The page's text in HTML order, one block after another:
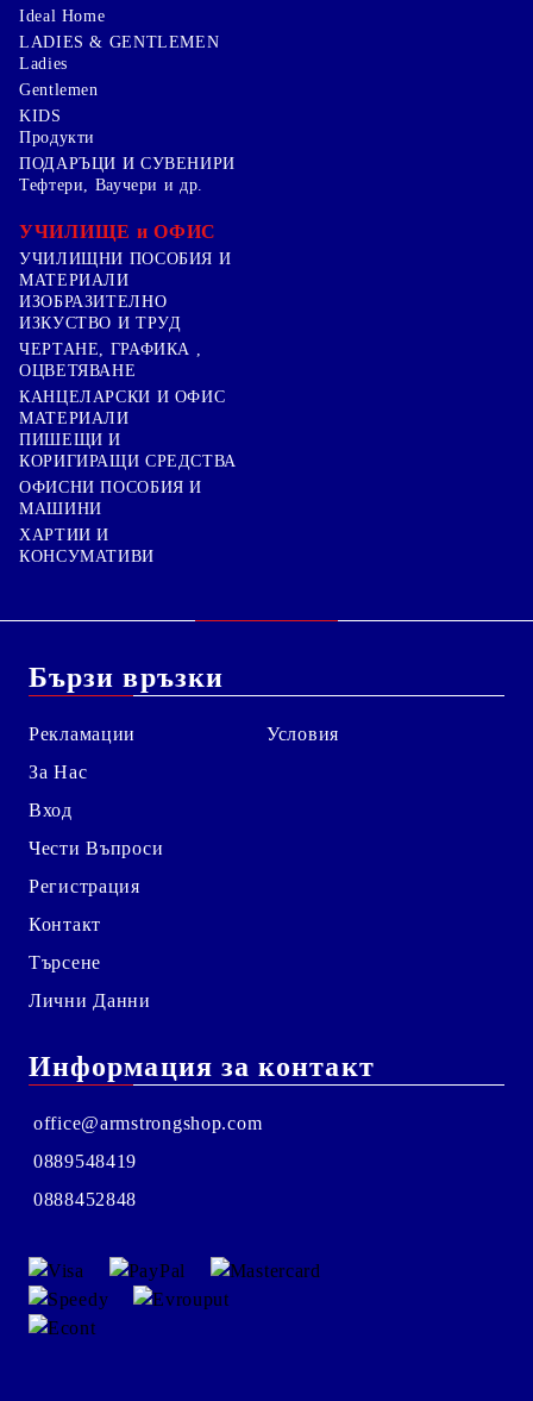
Ideal Home
LADIES & GENTLEMEN
Ladies
Gentlemen
KIDS
Продукти
ПОДАРЪЦИ И СУВЕНИРИ
Тефтери, Ваучери и др.
УЧИЛИЩЕ и ОФИС
УЧИЛИЩНИ ПОСОБИЯ И
МАТЕРИАЛИ
ИЗОБРАЗИТЕЛНО
ИЗКУСТВО И ТРУД
ЧЕРТАНЕ, ГРАФИКА ,
ОЦВЕТЯВАНЕ
КАНЦЕЛАРСКИ И ОФИС
МАТЕРИАЛИ
ПИШЕЩИ И
КОРИГИРАЩИ СРЕДСТВА
ОФИСНИ ПОСОБИЯ И
МАШИНИ
ХАРТИИ И
КОНСУМАТИВИ
Бързи връзки
Рекламации
За Нас
Вход
Чести Въпроси
Регистрация
Контакт
Търсене
Лични Данни
Условия
Информация за контакт
office@armstrongshop.com
0889548419
0888452848